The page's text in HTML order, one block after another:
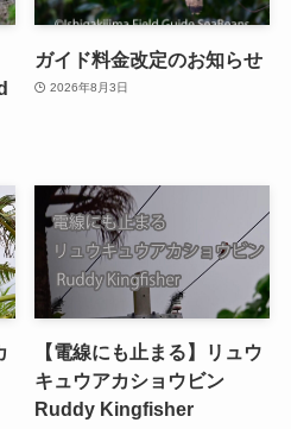
ガイド料金改定のお知らせ
2026年8月3日
【電線にも止まる】リュウ
キュウアカショウビン
Ruddy Kingfisher